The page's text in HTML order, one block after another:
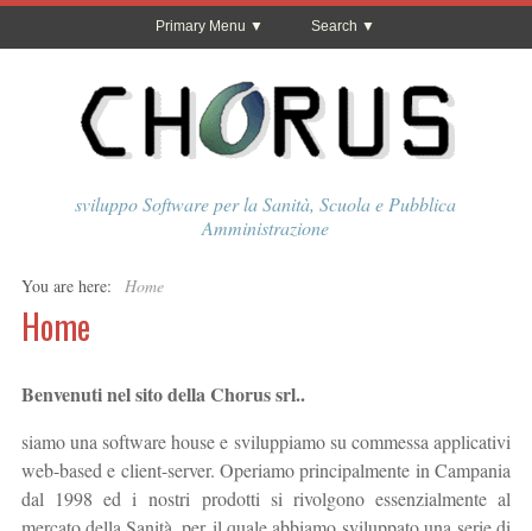
Primary Menu Search
sviluppo Software per la Sanità, Scuola e Pubblica
Amministrazione
You are here: Home
Home
Benvenuti nel sito della Chorus srl..
siamo una software house e sviluppiamo su commessa applicativi
web-based e client-server. Operiamo principalmente in Campania
dal 1998 ed i nostri prodotti si rivolgono essenzialmente al